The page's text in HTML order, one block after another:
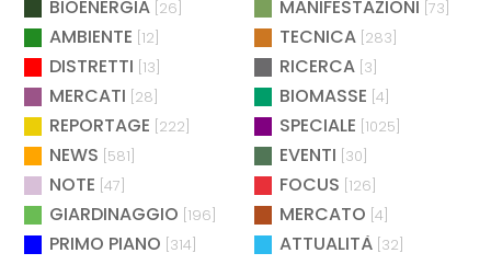
BIOENERGIA [26] MANIFESTAZIONI [73]
AMBIENTE [12] TECNICA [283]
DISTRETTI [13] RICERCA [3]
MERCATI [28] BIOMASSE [4]
REPORTAGE [222] SPECIALE [1025]
NEWS [581] EVENTI [30]
NOTE [47] FOCUS [126]
GIARDINAGGIO [196] MERCATO [4]
PRIMO PIANO [314] ATTUALITÀ [32]